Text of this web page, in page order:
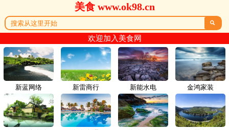
美食 www.ok98.cn

欢迎加入美食网
新蓝网络 新雷商行 新能水电 金鸿家装